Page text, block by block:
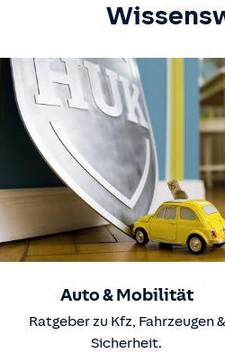
Auto & Mobilität
Ratgeber zu Kfz, Fahrzeugen &
Sicherheit.